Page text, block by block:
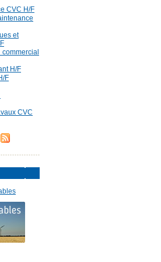
CVC H/F
et
H/F
F
CVC